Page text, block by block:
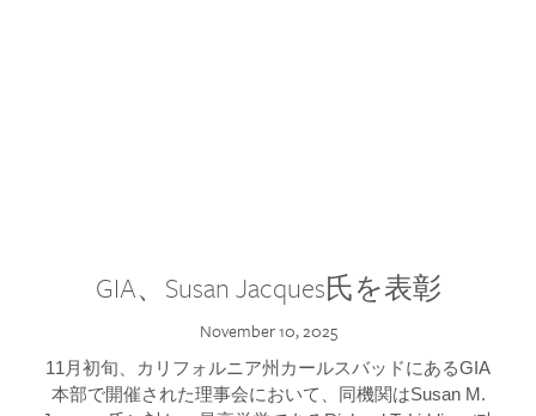
GIA、Susan Jacques氏を表彰
November 10, 2025
11月初旬、カリフォルニア州カールスバッドにあるGIA
本部で開催された理事会において、同機関はSusan M.